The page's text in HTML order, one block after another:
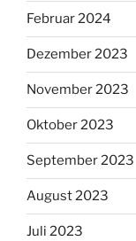
Februar 2024
Dezember 2023
November 2023
Oktober 2023
September 2023
August 2023
Juli 2023